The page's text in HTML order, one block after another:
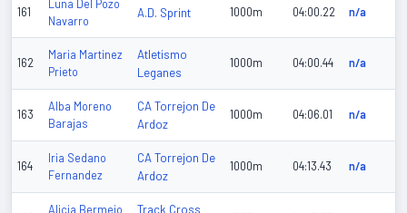
161
Luna Del Pozo
Navarro
A.D. Sprint 1000m 04:00.22 n/a
162
Maria Martinez
Prieto
Atletismo
Leganes
1000m 04:00.44 n/a
163
Alba Moreno
Barajas
CA Torrejon De
Ardoz
1000m 04:06.01 n/a
164
Iria Sedano
Fernandez
CA Torrejon De
Ardoz
1000m 04:13.43 n/a
Alicia Bermejo
Track Cross